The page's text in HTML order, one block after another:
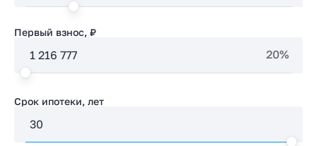
Первый взнос, ₽
20%
Срок ипотеки, лет